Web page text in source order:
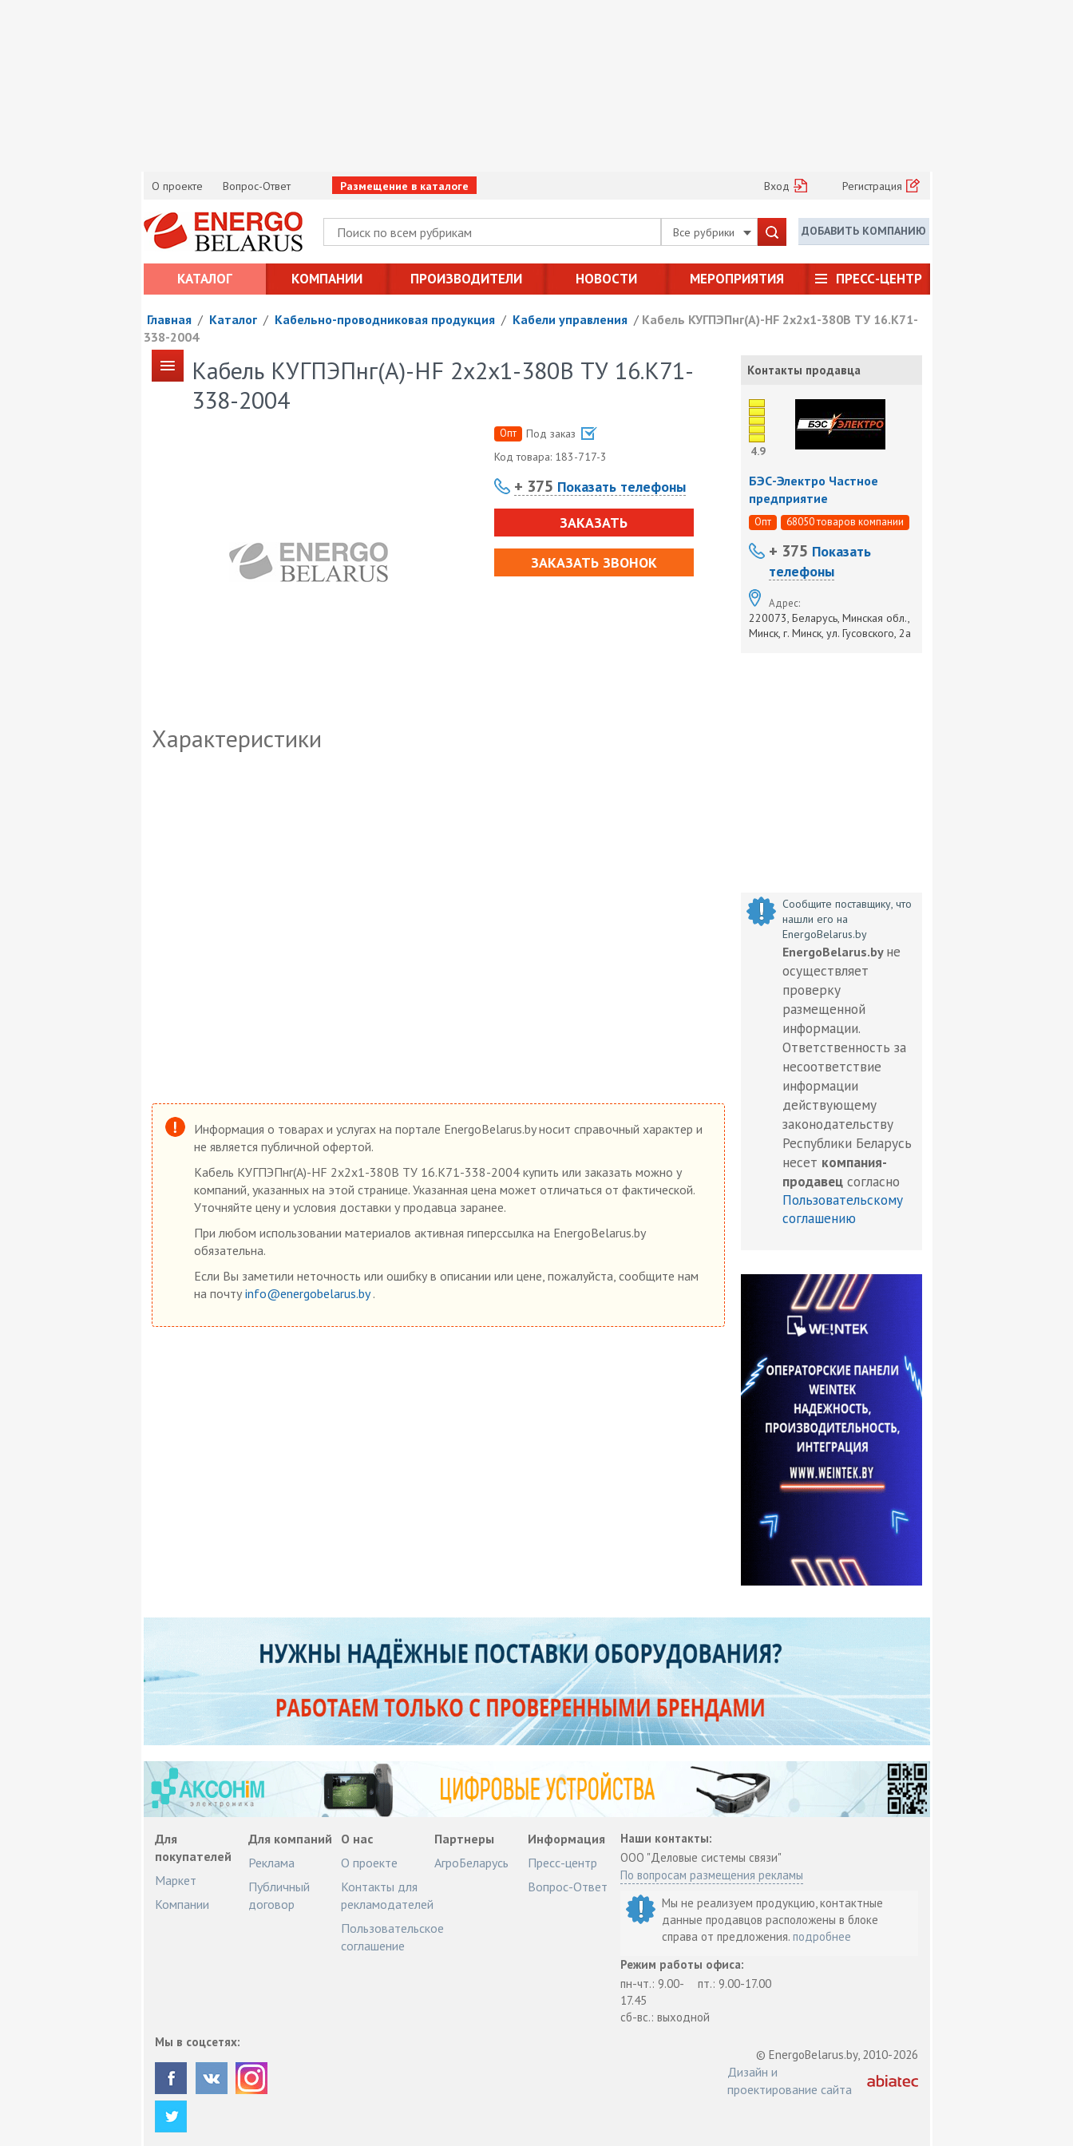
О проекте Вопрос-Ответ Размещение в каталоге Вход Регистрация
Все рубрики ДОБАВИТЬ КОМПАНИЮ
КАТАЛОГ КОМПАНИИ ПРОИЗВОДИТЕЛИ НОВОСТИ МЕРОПРИЯТИЯ ПРЕСС-ЦЕНТР
Главная / Каталог / Кабельно-проводниковая продукция / Кабели управления / Кабель КУГПЭПнг(А)-HF 2х2х1-380В ТУ 16.К71-
338-2004
Кабель КУГПЭПнг(А)-HF 2х2х1-380В ТУ 16.К71-
338-2004
Опт
Под заказ
Код товара: 183-717-3
+ 375 Показать телефоны
ЗАКАЗАТЬ
ЗАКАЗАТЬ ЗВОНОК
Характеристики
Контакты продавца
4.9
БЭС-Электро Частное
предприятие
Опт 68050 товаров компании
+ 375 Показать
телефоны
Адрес:
220073, Беларусь, Минская обл.,
Минск, г. Минск, ул. Гусовского, 2а
Сообщите поставщику, что
нашли его на
EnergoBelarus.by
EnergoBelarus.by не
осуществляет
проверку
размещенной
информации.
Ответственность за
несоответствие
информации
действующему
законодательству
Республики Беларусь
несет компания-
продавец согласно
Пользовательскому
соглашению
Информация о товарах и услугах на портале EnergoBelarus.by носит справочный характер и
не является публичной офертой.
Кабель КУГПЭПнг(А)-HF 2х2х1-380В ТУ 16.К71-338-2004 купить или заказать можно у
компаний, указанных на этой странице. Указанная цена может отличаться от фактической.
Уточняйте цену и условия доставки у продавца заранее.
При любом использовании материалов активная гиперссылка на EnergoBelarus.by
обязательна.
Если Вы заметили неточность или ошибку в описании или цене, пожалуйста, сообщите нам
на почту info@energobelarus.by.
Для
покупателей
Маркет
Компании
Для компаний
Реклама
Публичный
договор
О нас
О проекте
Контакты для
рекламодателей
Пользовательское
соглашение
Партнеры
АгроБеларусь
Информация
Пресс-центр
Вопрос-Ответ
Наши контакты:
ООО "Деловые системы связи"
По вопросам размещения рекламы
Мы не реализуем продукцию, контактные
данные продавцов расположены в блоке
справа от предложения.подробнее
Режим работы офиса:
пн-чт.: 9.00-
17.45
пт.: 9.00-17.00
сб-вс.: выходной
Мы в соцсетях:
© EnergoBelarus.by, 2010-2026
Дизайн и
проектирование сайта